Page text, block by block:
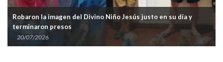
Robaron la imagen del Divino Niño Jesús justo en su día y
terminaron presos
20/07/2026